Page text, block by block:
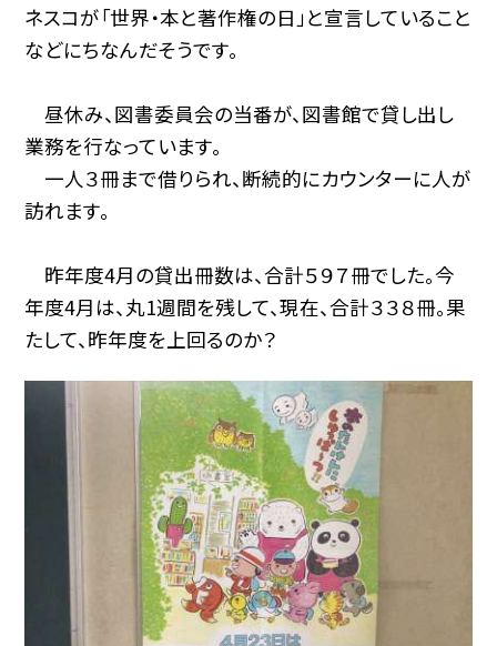
ネスコが「世界・本と著作権の日」と宣言していること
などにちなんだそうです。
昼休み、図書委員会の当番が、図書館で貸し出し
業務を行なっています。
一人３冊まで借りられ、断続的にカウンターに人が
訪れます。
昨年度4月の貸出冊数は、合計５９７冊でした。今
年度4月は、丸1週間を残して、現在、合計３３８冊。果
たして、昨年度を上回るのか？